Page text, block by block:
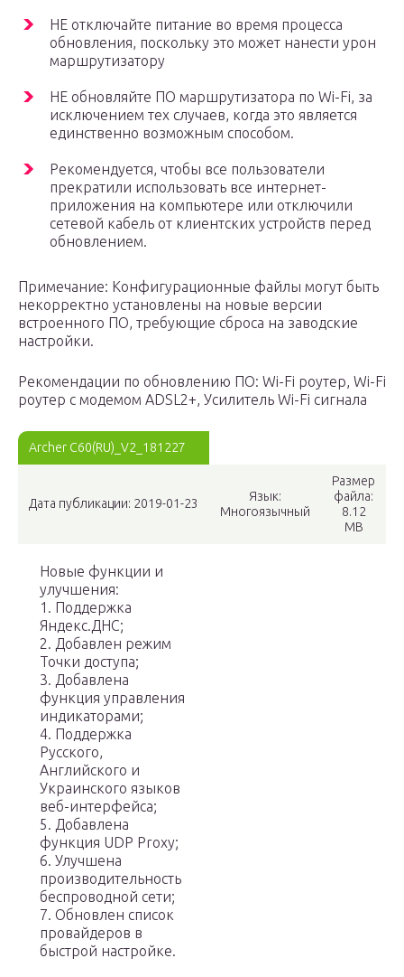
НЕ отключайте питание во время процесса
обновления, поскольку это может нанести урон
маршрутизатору
НЕ обновляйте ПО маршрутизатора по Wi-Fi, за
исключением тех случаев, когда это является
единственно возможным способом.
Рекомендуется, чтобы все пользователи
прекратили использовать все интернет-
приложения на компьютере или отключили
сетевой кабель от клиентских устройств перед
обновлением.
Примечание: Конфигурационные файлы могут быть
некорректно установлены на новые версии
встроенного ПО, требующие сброса на заводские
настройки.
Рекомендации по обновлению ПО: Wi-Fi роутер, Wi-Fi
роутер с модемом ADSL2+, Усилитель Wi-Fi сигнала
Archer C60(RU)_V2_181227
Дата публикации: 2019-01-23
Язык:
Многоязычный
Размер
файла:
8.12
MB
Новые функции и
улучшения:
1. Поддержка
Яндекс.ДНС;
2. Добавлен режим
Точки доступа;
3. Добавлена
функция управления
индикаторами;
4. Поддержка
Русского,
Английского и
Украинского языков
веб-интерфейса;
5. Добавлена
функция UDP Proxy;
6. Улучшена
производительность
беспроводной сети;
7. Обновлен список
провайдеров в
быстрой настройке.